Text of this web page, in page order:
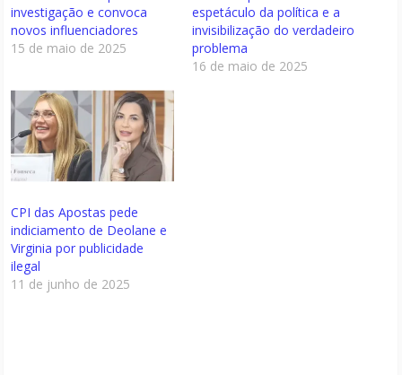
investigação e convoca
novos influenciadores
15 de maio de 2025
espetáculo da política e a
invisibilização do verdadeiro
problema
16 de maio de 2025
CPI das Apostas pede
indiciamento de Deolane e
Virginia por publicidade
ilegal
11 de junho de 2025